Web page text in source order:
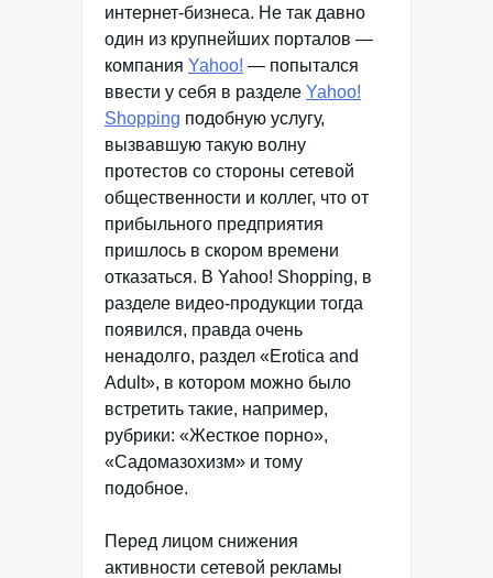
интернет-бизнеса. Не так давно
один из крупнейших порталов —
компания Yahoo! — попытался
ввести у себя в разделе Yahoo!
Shopping подобную услугу,
вызвавшую такую волну
протестов со стороны сетевой
общественности и коллег, что от
прибыльного предприятия
пришлось в скором времени
отказаться. В Yahoo! Shopping, в
разделе видео-продукции тогда
появился, правда очень
ненадолго, раздел «Erotica and
Adult», в котором можно было
встретить такие, например,
рубрики: «Жесткое порно»,
«Садомазохизм» и тому
подобное.
Перед лицом снижения
активности сетевой рекламы